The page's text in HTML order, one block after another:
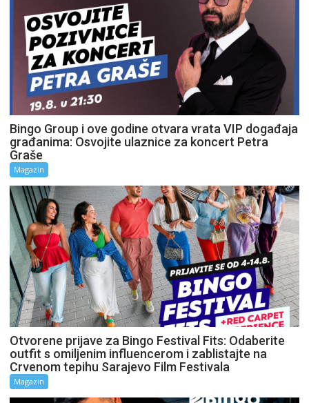
Bingo Group i ove godine otvara vrata VIP događaja
građanima: Osvojite ulaznice za koncert Petra
Graše
Magazin
Otvorene prijave za Bingo Festival Fits: Odaberite
outfit s omiljenim influencerom i zablistajte na
Crvenom tepihu Sarajevo Film Festivala
Magazin